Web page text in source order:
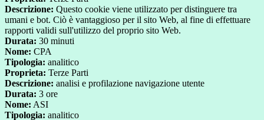
Descrizione: Questo cookie viene utilizzato per distinguere tra
umani e bot. Ciò è vantaggioso per il sito Web, al fine di effettuare
rapporti validi sull'utilizzo del proprio sito Web.
Durata: 30 minuti
Nome: CPA
Tipologia: analitico
Proprieta: Terze Parti
Descrizione: analisi e profilazione navigazione utente
Durata: 3 ore
Nome: ASI
Tipologia: analitico